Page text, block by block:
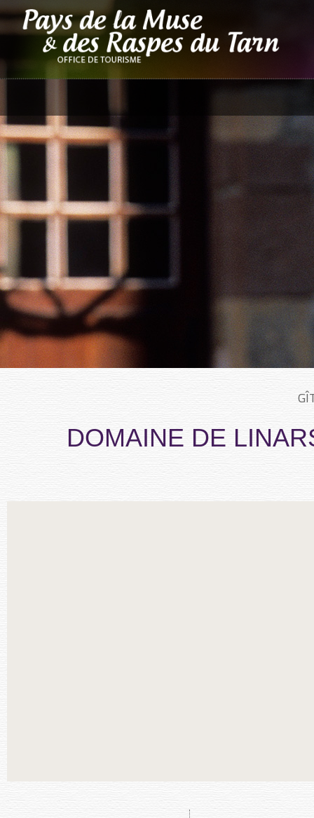
DOMAINE DE